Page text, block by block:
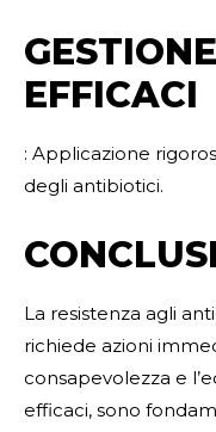
EFFICACI
: Applicazione
degli antibiotici.
La resistenza agli
richiede azioni
consapevolezza e
efficaci, sono